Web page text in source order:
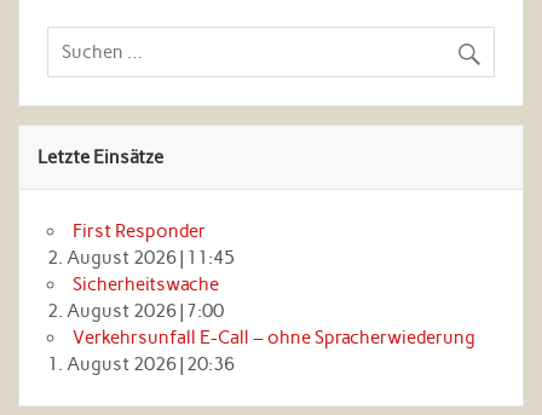
Letzte Einsätze
First Responder
2. August 2026| 11:45
Sicherheitswache
2. August 2026| 7:00
Verkehrsunfall E-Call – ohne Spracherwiederung
1. August 2026| 20:36